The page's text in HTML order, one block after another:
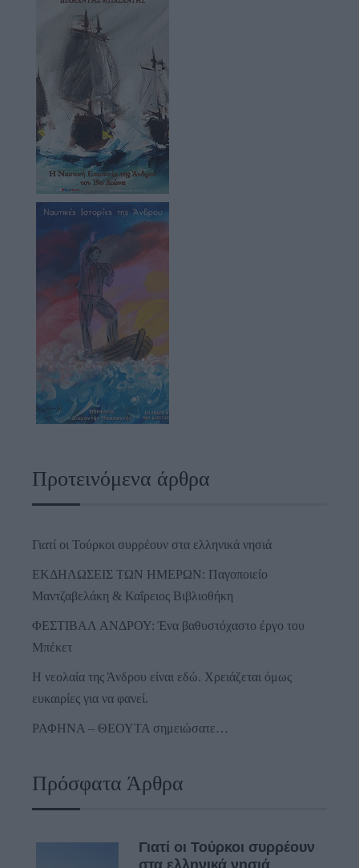
Προτεινόμενα άρθρα
Γιατί οι Τούρκοι συρρέουν στα ελληνικά νησιά
ΕΚΔΗΛΩΣΕΙΣ ΤΩΝ ΗΜΕΡΩΝ: Παγοποιείο
Μαντζαβελάκη & Καΐρειος Βιβλιοθήκη
ΦΕΣΤΙΒΑΛ ΑΝΔΡΟΥ: Ένα βαθυστόχαστο έργο του
Μπέκετ
Η νεολαία της Άνδρου είναι εδώ. Χρειάζεται όμως
ευκαιρίες για να φανεί.
ΡΑΦΗΝΑ – ΘΕΟΥΤΑ σημειώσατε…
Πρόσφατα Άρθρα
Γιατί οι Τούρκοι συρρέουν
στα ελληνικά νησιά